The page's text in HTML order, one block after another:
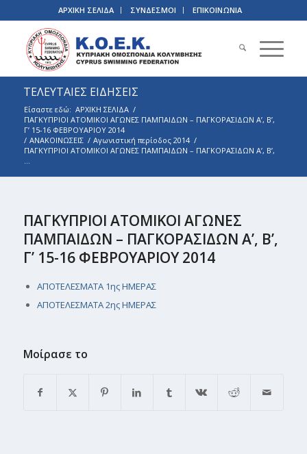
ΑΡΧΙΚΗ ΣΕΛΙΔΑ ΣΥΝΔΕΣΜΟΙ ΕΠΙΚΟΙΝΩΝΙΑ
ΤΕΛΕΥΤΑΙΕΣ ΕΙΔΗΣΕΙΣ
Είσαστε εδώ: ΑΡΧΙΚΗ ΣΕΛΙΔΑ /
ΠΑΓΚΥΠΡΙOΙ ΑΤΟΜΙΚΟΙ ΑΓΩΝΕΣ ΠΑΜΠΑΙΔΩΝ – ΠΑΓΚΟΡΑΣΙΔΩΝ Α’, Β’,
Γ’ 15-16 ΦΕΒΡΟΥΑΡΙΟΥ 2014
/ ΑΝΑΚΟΙΝΩΣΕΙΣ / Αγωνιστική περίοδος 2014 /
ΠΑΓΚΥΠΡΙOΙ ΑΤΟΜΙΚΟΙ ΑΓΩΝΕΣ ΠΑΜΠΑΙΔΩΝ – ΠΑΓΚΟΡΑΣΙΔΩΝ Α’, Β’,
...
ΠΑΓΚΥΠΡΙOΙ ΑΤΟΜΙΚΟΙ ΑΓΩΝΕΣ
ΠΑΜΠΑΙΔΩΝ – ΠΑΓΚΟΡΑΣΙΔΩΝ Α’, Β’,
Γ’ 15-16 ΦΕΒΡΟΥΑΡΙΟΥ 2014
ΑΠΟΤΕΛΕΣΜΑΤΑ 1ης ΗΜΕΡΑΣ
ΑΠΟΤΕΛΕΣΜΑΤΑ 2ης ΗΜΕΡΑΣ
Μοίρασε το